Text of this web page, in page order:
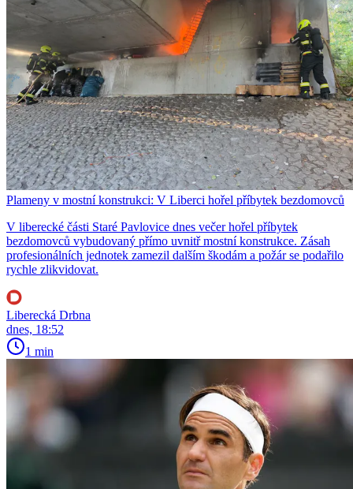
Plameny v mostní konstrukci: V Liberci hořel příbytek bezdomovců
V liberecké části Staré Pavlovice dnes večer hořel příbytek
bezdomovců vybudovaný přímo uvnitř mostní konstrukce. Zásah
profesionálních jednotek zamezil dalším škodám a požár se podařilo
rychle zlikvidovat.
Liberecká Drbna
dnes, 18:52
1 min